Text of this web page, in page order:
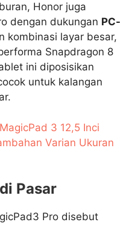
Honor juga
dengan dukungan PC-
kombinasi layar besar,
Snapdragon 8
ini diposisikan
untuk kalangan
3 12,5 Inci
Varian Ukuran
Pasar
Pro disebut